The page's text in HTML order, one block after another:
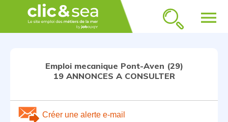
menu
Emploi mecanique Pont-Aven (29)
19 ANNONCES A CONSULTER
Créer une alerte e-mail